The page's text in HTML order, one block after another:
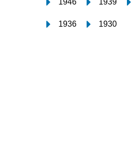
1936 1930